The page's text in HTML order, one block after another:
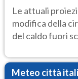
Le attuali
modifica della
del caldo fuori
Meteo città